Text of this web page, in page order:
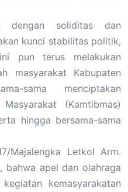
dengan soliditas dan
kunci stabilitas politik,
pun terus melakukan
masyarakat Kabupaten
sama menciptakan
(Kamtibmas)
hingga bersama-sama
Majalengka Letkol Arm.
bahwa apel dan olahraga
kemasyarakatan